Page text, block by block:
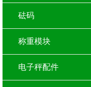
砝码
称重模块
电子秤配件